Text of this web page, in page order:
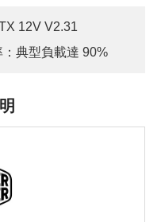
12V V2.31
典型負載達 90%